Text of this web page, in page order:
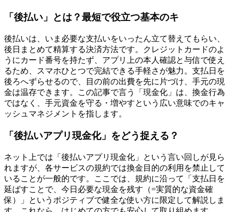
「後払い」とは？最短で役立つ基本のキ
後払いは、いま必要な支払いをいったん立て替えてもらい、
後日まとめて精算する決済方法です。クレジットカードのよ
うにカード番号を持たず、アプリ上の本人確認と与信で使え
るため、スマホひとつで完結できる手軽さが魅力。支払日を
後ろへずらせるので、目の前の出費を先に片づけ、手元の現
金は温存できます。この記事で言う「現金化」は、換金行為
ではなく、手元資金を守る・増やすという広い意味でのキャ
ッシュマネジメントを指します。
「後払いアプリ現金化」をどう捉える？
ネット上では「後払いアプリ現金化」という言い回しが見ら
れますが、各サービスの規約では換金目的の利用を禁止して
いることが一般的です。ここでは、規約に沿って「支払日を
延ばすことで、今日必要な現金を残す（=実質的な資金確
保）」というポジティブで健全な使い方に限定して解説しま